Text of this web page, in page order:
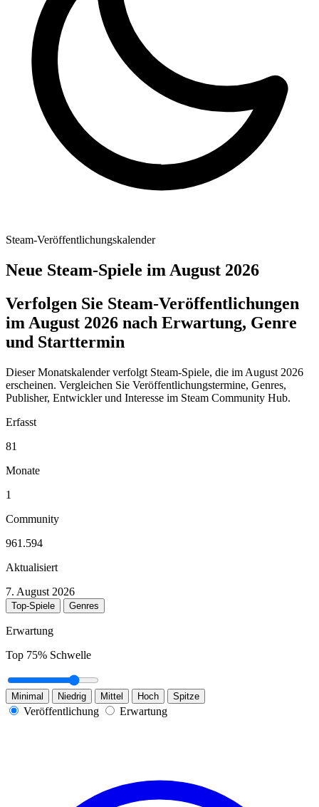
Steam-Veröffentlichungskalender
Neue Steam-Spiele im August 2026
Verfolgen Sie Steam-Veröffentlichungen
im August 2026 nach Erwartung, Genre
und Starttermin
Dieser Monatskalender verfolgt Steam-Spiele, die im August 2026
erscheinen. Vergleichen Sie Veröffentlichungstermine, Genres,
Publisher, Entwickler und Interesse im Steam Community Hub.
Erfasst
81
Monate
1
Community
961.594
Aktualisiert
7. August 2026
Top-Spiele Genres
Erwartung
Top 75% Schwelle
Minimal Niedrig Mittel Hoch Spitze
Veröffentlichung Erwartung